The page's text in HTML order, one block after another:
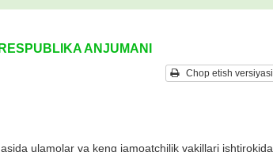
ANJUMANI
Chop etish versiyasi
ulamolar va keng jamoatchilik vakillari ishtirokida